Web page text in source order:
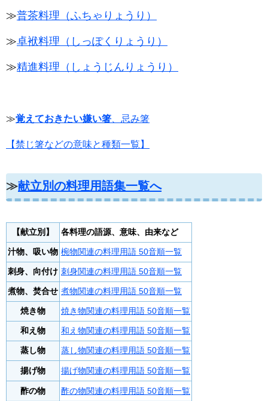
≫普茶料理（ふちゃりょうり）
≫卓袱料理（しっぽくりょうり）
≫精進料理（しょうじんりょうり）
≫覚えておきたい嫌い箸 、忌み箸
【禁じ箸などの意味と種類一覧】
≫献立別の料理用語集一覧へ
【献立別】 各料理の語源、意味、由来など
汁物、吸い物 椀物関連の料理用語 50音順一覧
刺身、向付け 刺身関連の料理用語 50音順一覧
煮物、焚合せ 煮物関連の料理用語 50音順一覧
焼き物 焼き物関連の料理用語 50音順一覧
和え物 和え物関連の料理用語 50音順一覧
蒸し物 蒸し物関連の料理用語 50音順一覧
揚げ物 揚げ物関連の料理用語 50音順一覧
酢の物 酢の物関連の料理用語 50音順一覧